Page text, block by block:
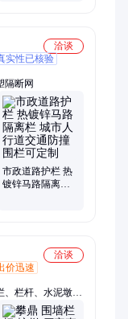
洽谈
实性已核验
隔断网
市政道路护栏 热
镀锌马路隔离栏
洽谈
价迅速
、栏杆、水泥墩护
、围墙栏杆、人